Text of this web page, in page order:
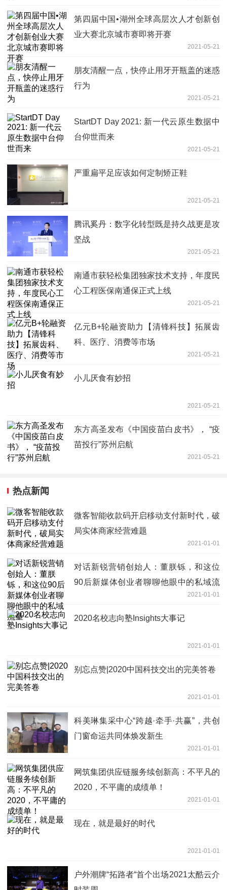
第四届中国•湖州全球高层次人才创新创
业大赛北京城市赛即将开赛
2021-05-21
朋友清醒一点，快停止用牙开瓶盖的迷惑
行为
2021-05-21
StartDT Day 2021: 新一代云原生数据中
台仰世而来
2021-05-21
严重扁平足应该如何定制矫正鞋
2021-05-21
腾讯奚丹：数字化转型既是持久战更是攻
坚战
2021-05-21
南通市获轻松集团独家技术支持，年度民
心工程医保南通保正式上线
2021-05-21
亿元B+轮融资助力【清锋科技】拓展齿
科、医疗、消费等市场
2021-05-21
小儿厌食有妙招
2021-05-21
东方高圣发布《中国疫苗白皮书》， “疫
苗投行”苏州启航
2021-05-21
热点新闻
微客智能收款码开启移动支付新时代，破
局实体商家经营难题
2021-01-01
对话新锐营销创始人：董朕铄，和这位
90后新媒体创业者聊聊他眼中的私域流
2021-01-01
2020名校志向塾Insights大事记
2021-01-01
别忘点赞|2020中国科技交出的完美答卷
2021-01-01
科美琳集采中心“跨越·牵手·共赢”，共创
门窗命运共同体焕发新生
2021-01-01
网筑集团供应链服务续创新高：不平凡的
2020，不平庸的成绩单！
2021-01-01
现在，就是最好的时代
2021-01-01
户外潮牌“拓路者“首个出场2021太酷云介